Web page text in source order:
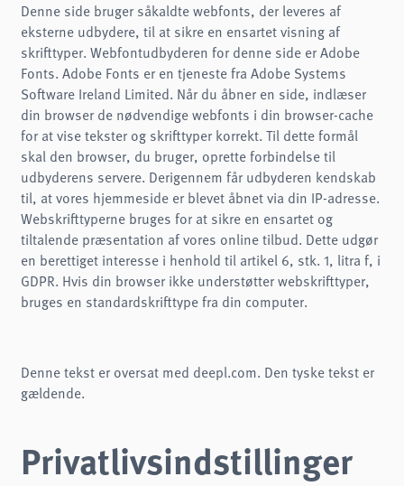
Denne side bruger såkaldte webfonts, der leveres af
eksterne udbydere, til at sikre en ensartet visning af
skrifttyper. Webfontudbyderen for denne side er Adobe
Fonts. Adobe Fonts er en tjeneste fra Adobe Systems
Software Ireland Limited. Når du åbner en side, indlæser
din browser de nødvendige webfonts i din browser-cache
for at vise tekster og skrifttyper korrekt. Til dette formål
skal den browser, du bruger, oprette forbindelse til
udbyderens servere. Derigennem får udbyderen kendskab
til, at vores hjemmeside er blevet åbnet via din IP-adresse.
Webskrifttyperne bruges for at sikre en ensartet og
tiltalende præsentation af vores online tilbud. Dette udgør
en berettiget interesse i henhold til artikel 6, stk. 1, litra f, i
GDPR. Hvis din browser ikke understøtter webskrifttyper,
bruges en standardskrifttype fra din computer.
Denne tekst er oversat med deepl.com. Den tyske tekst er
gældende.
Privatlivsindstillinger